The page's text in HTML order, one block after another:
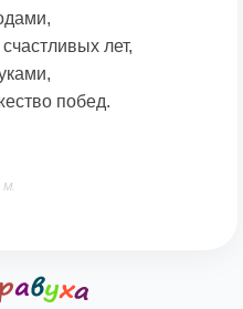
лет,
побед.
М.